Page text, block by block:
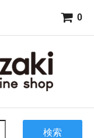
0
検索